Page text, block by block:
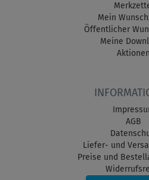
Mein
Öffentlicher
Meine
Aktionen
AGB
Liefer- und
Preise und